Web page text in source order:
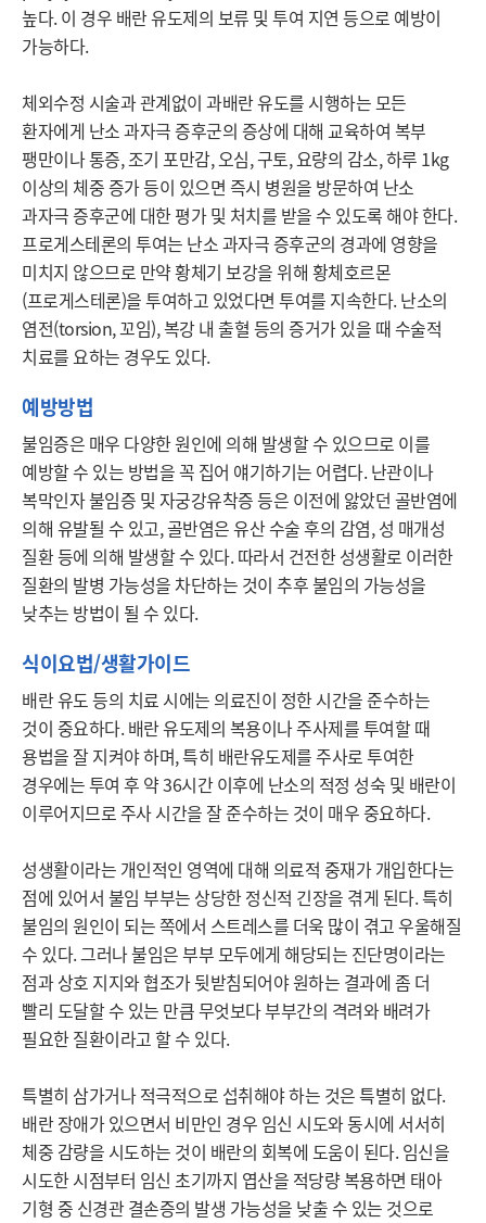
높다. 이 경우 배란 유도제의 보류 및 투여 지연 등으로 예방이
가능하다.
체외수정 시술과 관계없이 과배란 유도를 시행하는 모든
환자에게 난소 과자극 증후군의 증상에 대해 교육하여 복부
팽만이나 통증, 조기 포만감, 오심, 구토, 요량의 감소, 하루 1kg
이상의 체중 증가 등이 있으면 즉시 병원을 방문하여 난소
과자극 증후군에 대한 평가 및 처치를 받을 수 있도록 해야 한다.
프로게스테론의 투여는 난소 과자극 증후군의 경과에 영향을
미치지 않으므로 만약 황체기 보강을 위해 황체호르몬
(프로게스테론)을 투여하고 있었다면 투여를 지속한다. 난소의
염전(torsion, 꼬임), 복강 내 출혈 등의 증거가 있을 때 수술적
치료를 요하는 경우도 있다.
예방방법
불임증은 매우 다양한 원인에 의해 발생할 수 있으므로 이를
예방할 수 있는 방법을 꼭 집어 얘기하기는 어렵다. 난관이나
복막인자 불임증 및 자궁강유착증 등은 이전에 앓았던 골반염에
의해 유발될 수 있고, 골반염은 유산 수술 후의 감염, 성 매개성
질환 등에 의해 발생할 수 있다. 따라서 건전한 성생활로 이러한
질환의 발병 가능성을 차단하는 것이 추후 불임의 가능성을
낮추는 방법이 될 수 있다.
식이요법/생활가이드
배란 유도 등의 치료 시에는 의료진이 정한 시간을 준수하는
것이 중요하다. 배란 유도제의 복용이나 주사제를 투여할 때
용법을 잘 지켜야 하며, 특히 배란유도제를 주사로 투여한
경우에는 투여 후 약 36시간 이후에 난소의 적정 성숙 및 배란이
이루어지므로 주사 시간을 잘 준수하는 것이 매우 중요하다.
성생활이라는 개인적인 영역에 대해 의료적 중재가 개입한다는
점에 있어서 불임 부부는 상당한 정신적 긴장을 겪게 된다. 특히
불임의 원인이 되는 쪽에서 스트레스를 더욱 많이 겪고 우울해질
수 있다. 그러나 불임은 부부 모두에게 해당되는 진단명이라는
점과 상호 지지와 협조가 뒷받침되어야 원하는 결과에 좀 더
빨리 도달할 수 있는 만큼 무엇보다 부부간의 격려와 배려가
필요한 질환이라고 할 수 있다.
특별히 삼가거나 적극적으로 섭취해야 하는 것은 특별히 없다.
배란 장애가 있으면서 비만인 경우 임신 시도와 동시에 서서히
체중 감량을 시도하는 것이 배란의 회복에 도움이 된다. 임신을
시도한 시점부터 임신 초기까지 엽산을 적당량 복용하면 태아
기형 중 신경관 결손증의 발생 가능성을 낮출 수 있는 것으로